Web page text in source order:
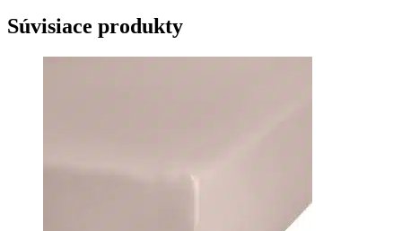
Súvisiace produkty